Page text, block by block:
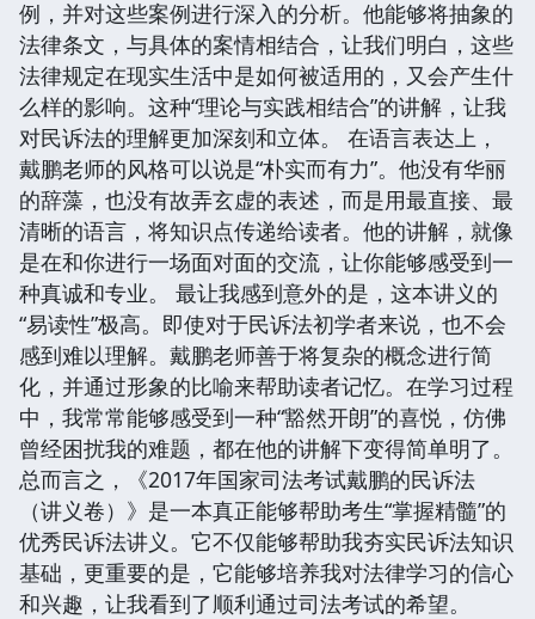
例，并对这些案例进行深入的分析。他能够将抽象的
法律条文，与具体的案情相结合，让我们明白，这些
法律规定在现实生活中是如何被适用的，又会产生什
么样的影响。这种“理论与实践相结合”的讲解，让我
对民诉法的理解更加深刻和立体。 在语言表达上，
戴鹏老师的风格可以说是“朴实而有力”。他没有华丽
的辞藻，也没有故弄玄虚的表述，而是用最直接、最
清晰的语言，将知识点传递给读者。他的讲解，就像
是在和你进行一场面对面的交流，让你能够感受到一
种真诚和专业。 最让我感到意外的是，这本讲义的
“易读性”极高。即使对于民诉法初学者来说，也不会
感到难以理解。戴鹏老师善于将复杂的概念进行简
化，并通过形象的比喻来帮助读者记忆。在学习过程
中，我常常能够感受到一种“豁然开朗”的喜悦，仿佛
曾经困扰我的难题，都在他的讲解下变得简单明了。
总而言之，《2017年国家司法考试戴鹏的民诉法
（讲义卷）》是一本真正能够帮助考生“掌握精髓”的
优秀民诉法讲义。它不仅能够帮助我夯实民诉法知识
基础，更重要的是，它能够培养我对法律学习的信心
和兴趣，让我看到了顺利通过司法考试的希望。